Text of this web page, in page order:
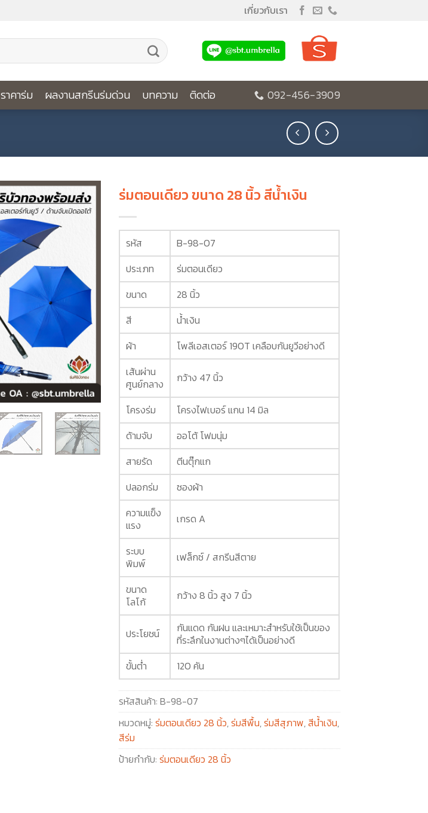
เกี่ยวกับเรา
ราคาร่ม ผลงานสกรีนร่มด่วน บทความ ติดต่อ 092-456-3909
ร่มตอนเดียว ขนาด 28 นิ้ว สีน้ำเงิน
รหัส
B-98-07
ประเภท
ร่มตอนเดียว
ขนาด
28 นิ้ว
สี
น้ำเงิน
ผ้า
โพลีเอสเตอร์ 190T เคลือบกันยูวีอย่างดี
เส้นผ่าน
ศูนย์กลาง
กว้าง 47 นิ้ว
โครงร่ม
โครงไฟเบอร์ แกน 14 มิล
ด้ามจับ
ออโต้ โฟมนุ่ม
สายรัด
ตีนตุ๊กแก
ปลอกร่ม
ซองผ้า
ความแข็ง
แรง
เกรด A
ระบบ
พิมพ์
เฟล็กซ์ / สกรีนสีตาย
ขนาด
โลโก้
กว้าง 8 นิ้ว สูง 7 นิ้ว
ประโยชน์
กันแดด กันฝน และเหมาะสำหรับใช้เป็นของ
ที่ระลึกในงานต่างๆได้เป็นอย่างดี
ขั้นต่ำ
120 คัน
รหัสสินค้า:B-98-07
หมวดหมู่:ร่มตอนเดียว 28 นิ้ว,ร่มสีพื้น,ร่มสีสุภาพ,สีน้ำเงิน,
สีร่ม
ป้ายกำกับ:ร่มตอนเดียว 28 นิ้ว